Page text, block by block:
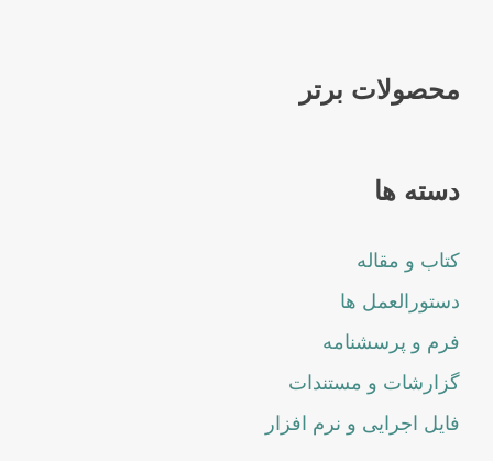
محصولات برتر
دسته ها
کتاب و مقاله
دستورالعمل ها
فرم و پرسشنامه
گزارشات و مستندات
فایل اجرایی و نرم افزار